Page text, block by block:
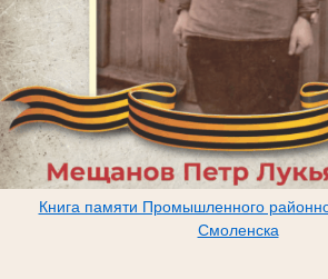
Книга памяти Промышленного
Смоленска